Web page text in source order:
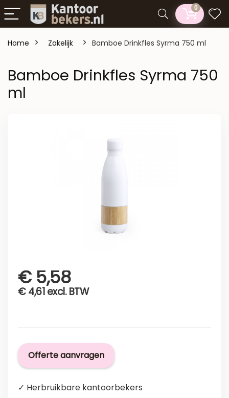
0
Home Zakelijk Bamboe Drinkfles Syrma 750 ml
Bamboe Drinkfles Syrma 750
ml
€5,58
€4,61 excl. BTW
Offerte aanvragen
✓ Herbruikbare kantoorbekers